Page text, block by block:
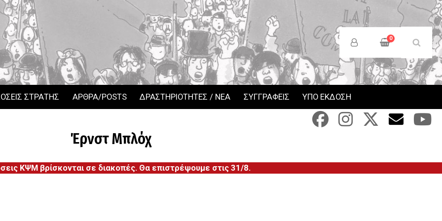
Anonymous
Users
Menu
0
ΣΤΡΑΤΗΣ ΑΡΘΡΑ/POSTS ΔΡΑΣΤΗΡΙΟΤΗΤΕΣ / ΝΕΑ ΣΥΓΓΡΑΦΕΙΣ ΥΠΟ ΕΚΔΟΣΗ
Έρνστ Μπλόχ
ΚΨΜ βρίσκονται σε διακοπές. Θα επιστρέψουμε στις 31/8.